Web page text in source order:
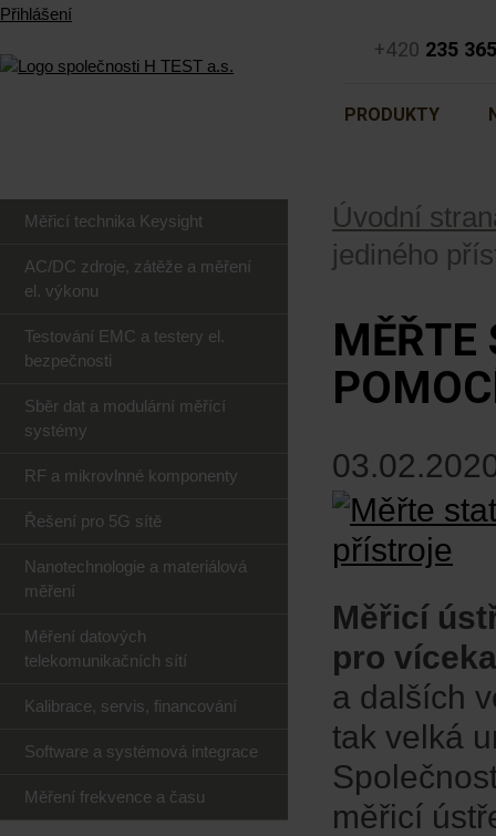
+420 235
PRODUKTY
Přihlášení
Úvodní
jediného
MĚŘTE
Měřicí
pro
a dalších
tak velká
měřicí
Měřicí technika Keysight
AC/DC zdroje, zátěže a měření
el. výkonu
Testování EMC a testery el.
bezpečnosti
Sběr dat a modulární měřící
systémy
RF a mikrovlnné komponenty
Řešení pro 5G sítě
Nanotechnologie a materiálová
měření
Měření datových
telekomunikačních sítí
Kalibrace, servis, financování
Software a systémová integrace
Měření frekvence a času